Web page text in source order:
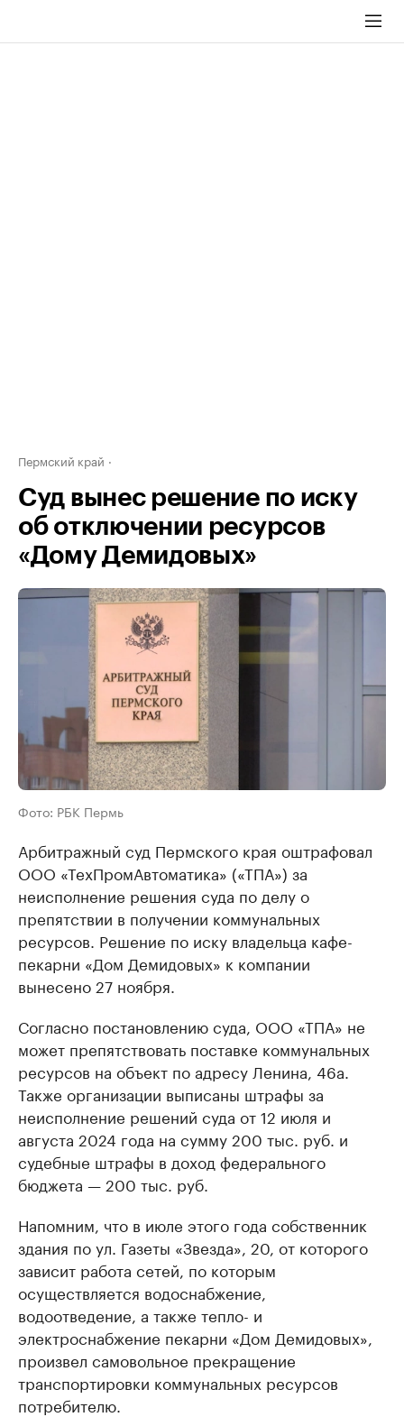
Пермский край
Суд вынес решение по иску
об отключении ресурсов
«Дому Демидовых»
Фото: РБК Пермь
Арбитражный суд Пермского края оштрафовал
ООО «ТехПромАвтоматика» («ТПА») за
неисполнение решения суда по делу о
препятствии в получении коммунальных
ресурсов. Решение по иску владельца кафе-
пекарни «Дом Демидовых» к компании
вынесено 27 ноября.
Согласно постановлению суда, ООО «ТПА» не
может препятствовать поставке коммунальных
ресурсов на объект по адресу Ленина, 46а.
Также организации выписаны штрафы за
неисполнение решений суда от 12 июля и
августа 2024 года на сумму 200 тыс. руб. и
судебные штрафы в доход федерального
бюджета — 200 тыс. руб.
Напомним, что в июле этого года собственник
здания по ул. Газеты «Звезда», 20, от которого
зависит работа сетей, по которым
осуществляется водоснабжение,
водоотведение, а также тепло- и
электроснабжение пекарни «Дом Демидовых»,
произвел самовольное прекращение
транспортировки коммунальных ресурсов
потребителю.